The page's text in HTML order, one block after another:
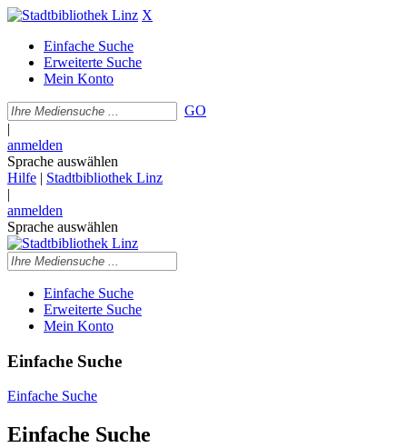
X
Einfache Suche
Erweiterte Suche
Mein Konto
GO
|
anmelden
Sprache auswählen
Hilfe | Stadtbibliothek Linz
|
anmelden
Sprache auswählen
Einfache Suche
Erweiterte Suche
Mein Konto
Einfache Suche
Einfache Suche
Einfache Suche